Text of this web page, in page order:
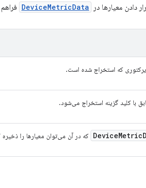
دادن معیارها در DeviceMetricData
که استخراج شده است.
با کلید گزینه استخراج می‌شود.
DeviceMetric که در آن می‌توان معیارها را ذخیره